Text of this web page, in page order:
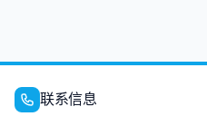
联系信息